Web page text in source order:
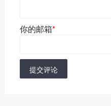
你的邮箱*
提交评论